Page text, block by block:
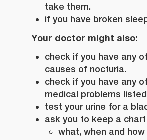
take them.
if you have broken
Your doctor might also:
check if you have any
causes of nocturia.
check if you have any
medical problems
test your urine for a
ask you to keep a
what, when and